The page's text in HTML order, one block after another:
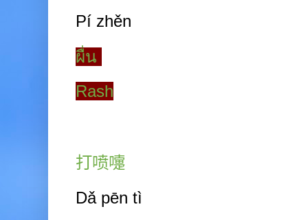
Pí zhěn
ผื่น
Rash
打喷嚏
Dǎ pēn tì